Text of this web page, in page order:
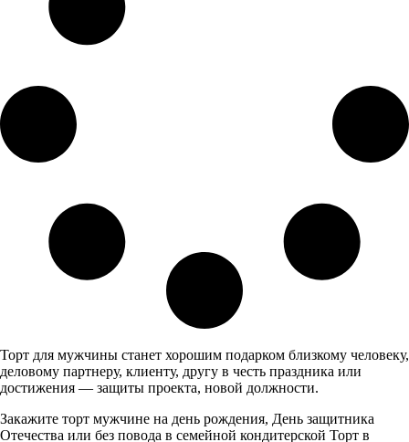
Торт для мужчины станет хорошим подарком близкому человеку,
деловому партнеру, клиенту, другу в честь праздника или
достижения — защиты проекта, новой должности.
Закажите торт мужчине на день рождения, День защитника
Отечества или без повода в семейной кондитерской Торт в